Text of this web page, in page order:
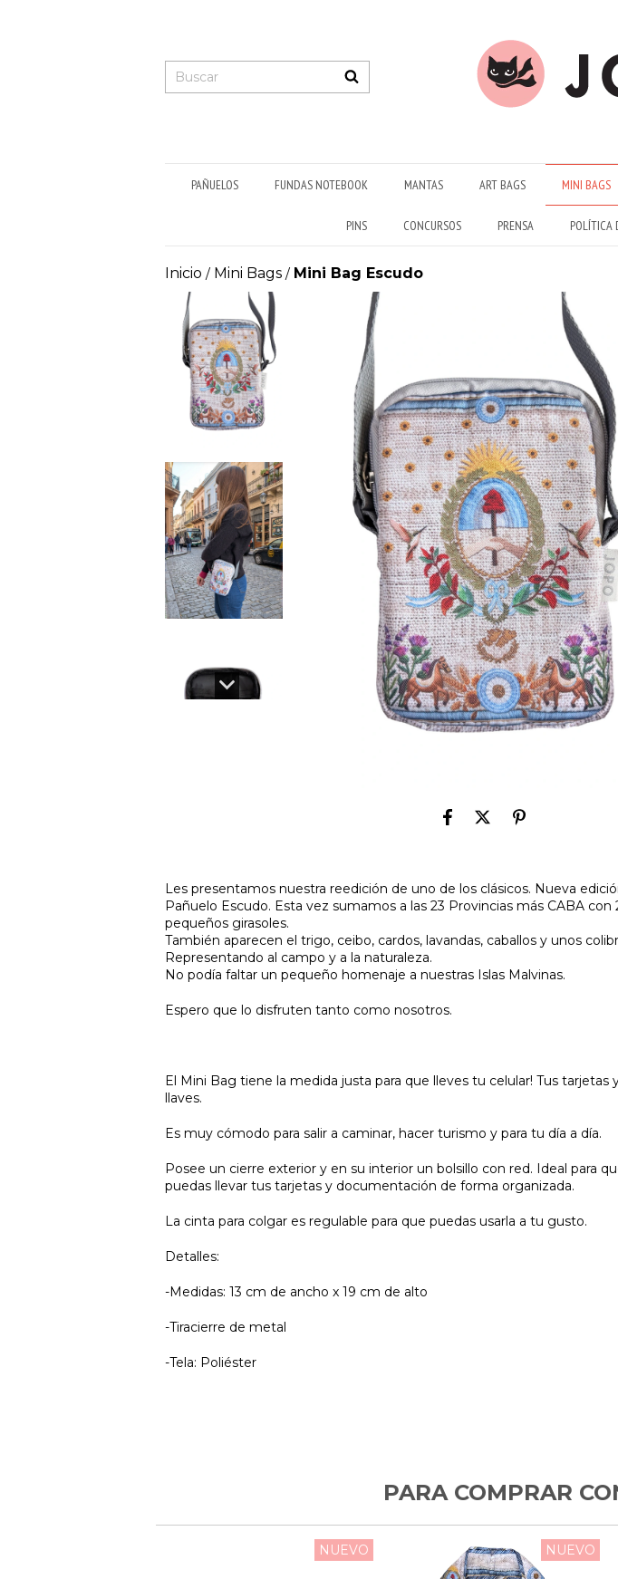
PAÑUELOS FUNDAS NOTEBOOK MANTAS ART BAGS MINI BAGS
PINS CONCURSOS PRENSA POLÍTICA
Inicio / Mini Bags / Mini Bag Escudo
Les presentamos nuestra reedición de uno de los clásicos. Nueva
Pañuelo Escudo. Esta vez sumamos a las 23 Provincias más CABA con
pequeños girasoles.
También aparecen el trigo, ceibo, cardos, lavandas, caballos y unos
Representando al campo y a la naturaleza.
No podía faltar un pequeño homenaje a nuestras Islas Malvinas.
Espero que lo disfruten tanto como nosotros.
El Mini Bag tiene la medida justa para que lleves tu celular! Tus tarjetas
llaves.
Es muy cómodo para salir a caminar, hacer turismo y para tu día a día.
Posee un cierre exterior y en su interior un bolsillo con red. Ideal para
puedas llevar tus tarjetas y documentación de forma organizada.
La cinta para colgar es regulable para que puedas usarla a tu gusto.
Detalles:
-Medidas: 13 cm de ancho x 19 cm de alto
-Tiracierre de metal
-Tela: Poliéster
PARA COMPRAR
NUEVO NUEVO